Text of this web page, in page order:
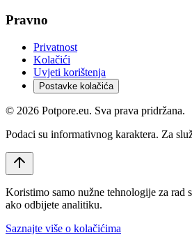
Pravno
Privatnost
Kolačići
Uvjeti korištenja
Postavke kolačića
© 2026 Potpore.eu. Sva prava pridržana.
Podaci su informativnog karaktera. Za
Koristimo samo nužne tehnologije za rad
ako odbijete analitiku.
Saznajte više o kolačićima